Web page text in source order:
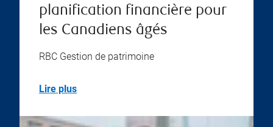
planification financière pour
les Canadiens âgés
RBC Gestion de patrimoine
Lire plus